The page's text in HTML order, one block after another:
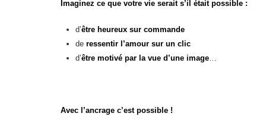
Imaginez ce que votre vie serait s’il était possible :
d’être heureux sur commande
de ressentir l’amour sur un clic
d’être motivé par la vue d’une image…
Avec l’ancrage c’est possible !